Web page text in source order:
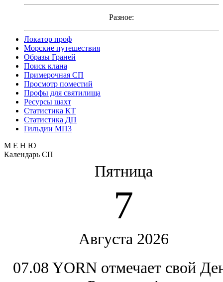
Разное:
Локатор проф
Морские путешествия
Образы Граней
Поиск клана
Примерочная СП
Просмотр поместий
Профы для святилища
Ресурсы шахт
Статистика КТ
Статистика ДП
Гильдии МП3
М Е Н Ю
Календарь СП
Пятница
7
Августа 2026
07.08 YORN отмечает свой